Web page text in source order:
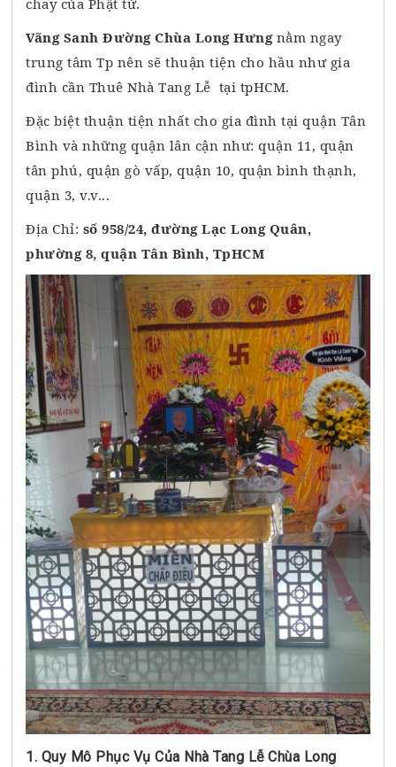
chay của Phật tử.
Vãng Sanh Đường Chùa Long Hưngnằm ngay
trung tâm Tp nên sẽ thuận tiện cho hầu như gia
đình cần Thuê Nhà Tang Lễ tại tpHCM.
Đặc biệt thuận tiện nhất cho gia đình tại quận Tân
Bình và những quận lân cận như: quận 11, quận
tân phú, quận gò vấp, quận 10, quận bình thạnh,
quận 3, v.v...
Địa Chỉ: số 958/24, đường Lạc Long Quân,
phường 8, quận Tân Bình, TpHCM
1. Quy Mô Phục Vụ Của Nhà Tang Lễ Chùa Long